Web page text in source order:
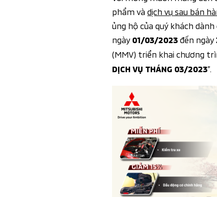
phẩm vàdịch vụ sau bán
ủng hộ của quý khách
ngày 01/03/2023đến ngày
(MMV) triển khai chương
DỊCH VỤ THÁNG 03/2023”.